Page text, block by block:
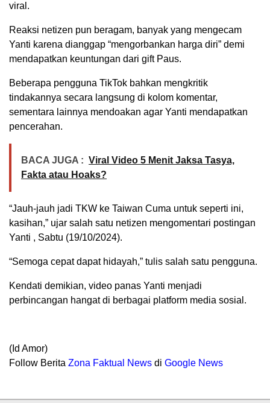
viral.
Reaksi netizen pun beragam, banyak yang mengecam
Yanti karena dianggap “mengorbankan harga diri” demi
mendapatkan keuntungan dari gift Paus.
Beberapa pengguna TikTok bahkan mengkritik
tindakannya secara langsung di kolom komentar,
sementara lainnya mendoakan agar Yanti mendapatkan
pencerahan.
BACA JUGA : Viral Video 5 Menit Jaksa Tasya,
Fakta atau Hoaks?
“Jauh-jauh jadi TKW ke Taiwan Cuma untuk seperti ini,
kasihan,” ujar salah satu netizen mengomentari postingan
Yanti , Sabtu (19/10/2024).
“Semoga cepat dapat hidayah,” tulis salah satu pengguna.
Kendati demikian, video panas Yanti menjadi
perbincangan hangat di berbagai platform media sosial.
(Id Amor)
Follow Berita Zona Faktual News di Google News